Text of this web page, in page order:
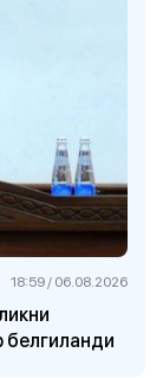
18:59 / 06.08.2026